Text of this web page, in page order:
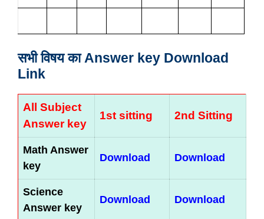
सभी विषय का Answer key Download
Link
All Subject
Answer key
1st sitting 2nd Sitting
Math Answer
key
Download Download
Science
Answer key
Download Download